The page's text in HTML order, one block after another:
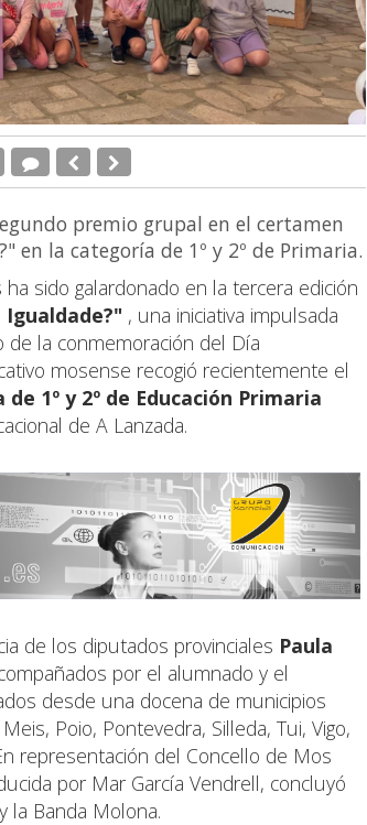
premio grupal en el certamen
en la categoría de 1º y 2º de Primaria.
sido galardonado en la tercera edición
Igualdade?" , una iniciativa impulsada
la conmemoración del Día
mosense recogió recientemente el
1º y 2º de Educación Primaria
de A Lanzada.
de los diputados provinciales Paula
por el alumnado y el
desde una docena de municipios
Poio, Pontevedra, Silleda, Tui, Vigo,
representación del Concello de Mos
por Mar García Vendrell, concluyó
la Banda Molona.